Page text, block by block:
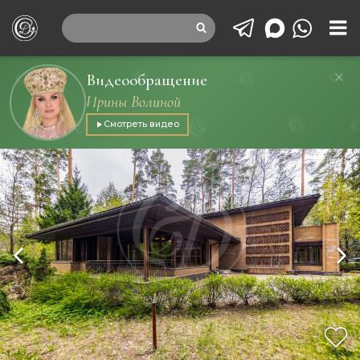
Видеообращение
Ирины Волиной
Смотреть видео